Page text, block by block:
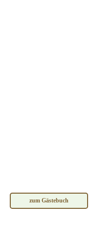
zum Gästebuch